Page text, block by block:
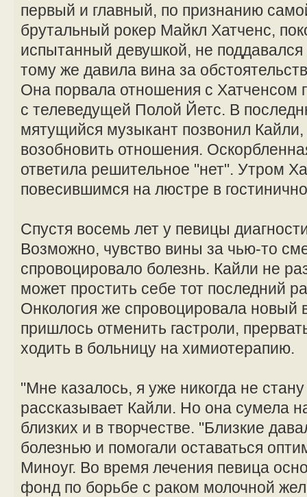
первый и главный, по признанию
брутальный рокер Майкл Хатченс,
испытанный девушкой, не
тому же давила вина за
Она порвала отношения с Хатченсом
с телеведущей Полой Йетс. В
мятущийся музыкант позвонил Кайли,
возобновить отношения.
ответила решительное "нет". Утром
повесившимся на люстре в
Спустя восемь лет у певицы
Возможно, чувство вины за чью-то
спровоцировало болезнь. Кайли не
может простить себе тот последний
Онкология же спровоцировала новый
пришлось отменить гастроли,
ходить в больницу на химиотерапию.
"Мне казалось, я уже никогда не
рассказывает Кайли. Но она сумела
близких и в творчестве. "Близкие
болезнью и помогали оставаться
Миноуг. Во время лечения певица
фонд по борьбе с раком молочной